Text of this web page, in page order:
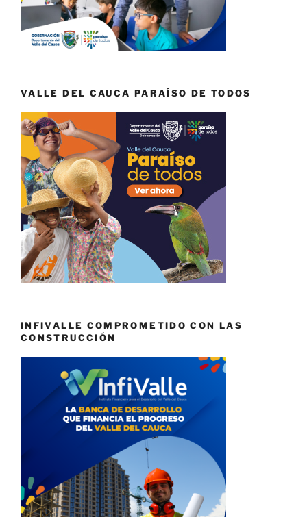
VALLE DEL CAUCA PARAÍSO DE TODOS
INFIVALLE COMPROMETIDO CON LAS
CONSTRUCCIÓN